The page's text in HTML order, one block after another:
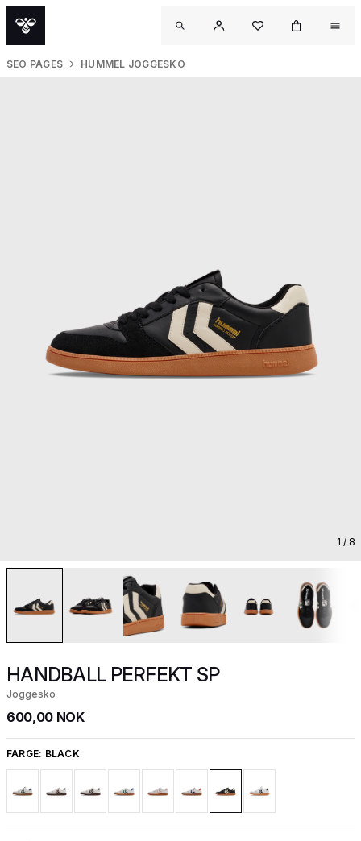
SEO PAGES HUMMEL JOGGESKO
1 / 8
HANDBALL PERFEKT SP
Joggesko
600,00 NOK
FARGE: BLACK